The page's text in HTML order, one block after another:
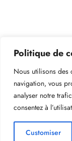
Politique de
Nous utilisons
navigation, vous
analyser notre
consentez à
Customiser